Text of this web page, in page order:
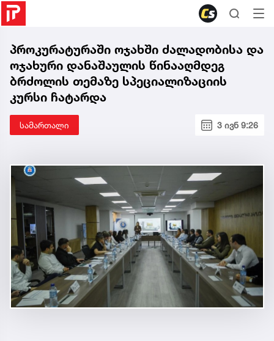
პროკურატურაში ოჯახში ძალადობისა და
ოჯახური დანაშაულის წინააღმდეგ
ბრძოლის თემაზე სპეციალიზაციის
კურსი ჩატარდა
სამართალი 3 ივნ 9:26